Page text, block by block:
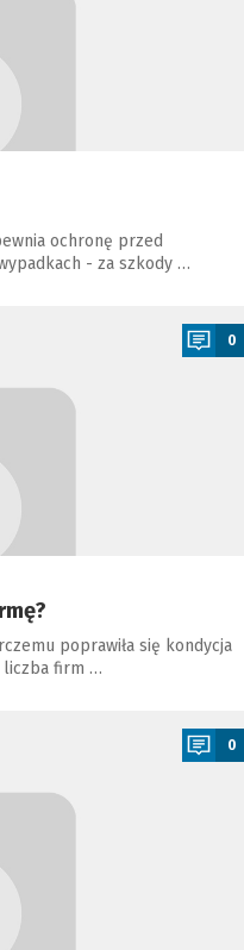
ochronę przed
- za szkody …
0
poprawiła się kondycja
liczba firm …
0